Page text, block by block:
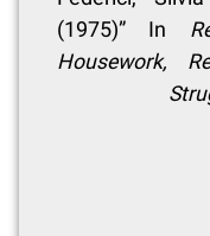
(1975)” In
Housework,